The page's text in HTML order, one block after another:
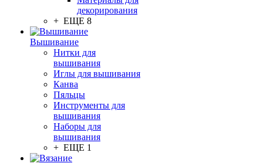
декорирования
+ ЕЩЕ 8
Вышивание
Нитки для
вышивания
Иглы для вышивания
Канва
Пяльцы
Инструменты для
вышивания
Наборы для
вышивания
+ ЕЩЕ 1